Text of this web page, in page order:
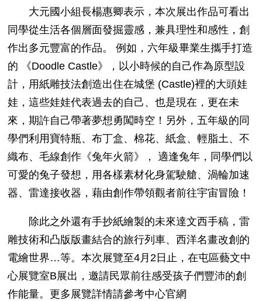
大元國小組長楊惠卿表示，本次展出作品可看出
同學從生活各個層面發掘靈感，兼具理性和感性，創
作出多元豐富的作品。 例如，六年級畢業生攜手打造
的 《Doodle Castle》，以小時候的自己作為原型設
計，用紙雕技法創造出住在城堡 (Castle)裡的大頭娃
娃，這些娃娃代表過去的自己、也是現在，更在未
來，期許自己帶著夢想勇闖時空！另外，五年級的同
學們利用寶特瓶、布丁盒、棉花、紙盒、輕脂土、不
織布、毛線創作《兔年火箭》， 適逢兔年，同學們以
可愛的兔子發想，用各樣素材化身駕駛艙、渦輪加速
器、雷達接收器，藉由創作帶領觀者前往宇宙冒險！
除此之外還有手抄紙繪製的未來達文西手稿，雷
雕技術和凸版版畫結合的旅行列車、西洋名畫改創的
電繪世界…等。本次展覽至4月2日止，在屯區藝文中
心展覽室B展出，邀請民眾前往感受孩子們豐沛的創
作能量。更多展覽詳情請參考中心官網